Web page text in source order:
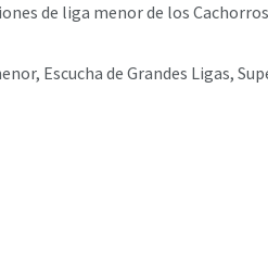
de liga menor de los Cachorros
Escucha de Grandes Ligas,